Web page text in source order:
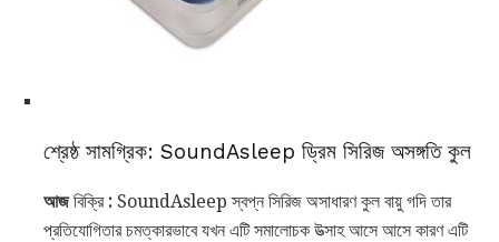
শ্রেষ্ঠ সামগ্রিক: SoundAsleep ড্রিম সিরিজ অসঙ্গতি কুল
আজবিক্রি : SoundAsleep স্বপ্ন সিরিজ অসাধারণ কুল বায়ু গদি তার
প্রতিযোগিতার চমত্কারভাবে যখন এটি সমালোচক উত্সাহ আসে আসে কারণ এটি